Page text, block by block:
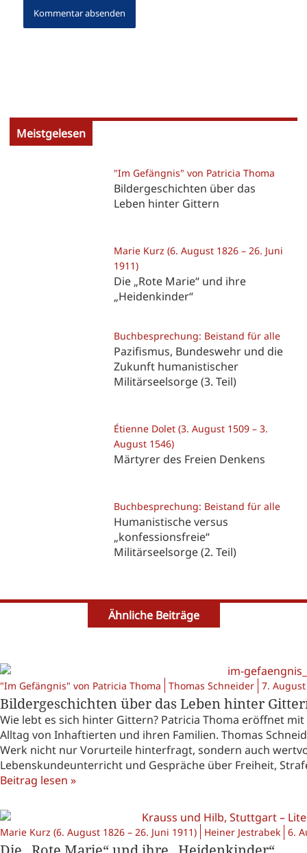
Meistgelesen
"Im Gefängnis" von Patricia Thoma
Bildergeschichten über das
Leben hinter Gittern
Marie Kurz (6. August 1826 – 26. Juni
1911)
Die „Rote Marie“ und ihre
„Heidenkinder“
Buchbesprechung: Beistand für alle
Pazifismus, Bundeswehr und die
Zukunft humanistischer
Militärseelsorge (3. Teil)
Étienne Dolet (3. August 1509 – 3.
August 1546)
Märtyrer des Freien Denkens
Buchbesprechung: Beistand für alle
Humanistische versus
„konfessionsfreie“
Militärseelsorge (2. Teil)
Ähnliche Beiträge
"Im Gefängnis" von Patricia Thoma Thomas Schneider 7.
Bildergeschichten über das Leben hinter
Wie lebt es sich hinter Gittern? Patricia Thoma eröffnet
Alltag von Inhaftierten und ihren Familien. Thomas
Werk nicht nur Vorurteile hinterfragt, sondern auch
Lebenskundeunterricht und Gespräche über Freiheit,
Beitrag lesen »
Marie Kurz (6. August 1826 – 26. Juni 1911) Heiner Jestrabek 6.